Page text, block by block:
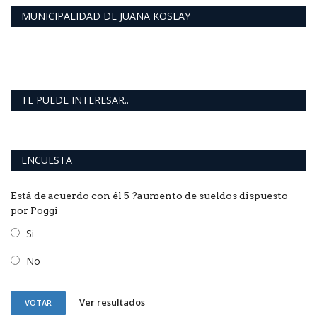
MUNICIPALIDAD DE JUANA KOSLAY
TE PUEDE INTERESAR..
ENCUESTA
Está de acuerdo con él 5 ?aumento de sueldos dispuesto
por Poggi
Si
No
VOTAR Ver resultados